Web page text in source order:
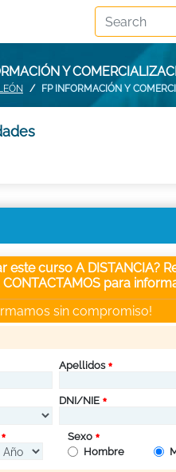
Y
FP INFORMACIÓN Y
este curso A DISTANCIA?
para
sin compromiso!
Apellidos
DNI/NIE
Sexo
Hombre